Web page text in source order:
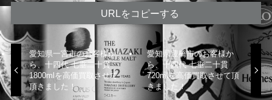
URLをコピーする
愛知県一宮市のお客様か
ら、十四代 七垂二十貫
1800mlを高価買取させて
頂きました！
愛知県豊橋市のお客様か
ら、十四代 七垂二十貫
720mlを高価買取させて頂
きました！